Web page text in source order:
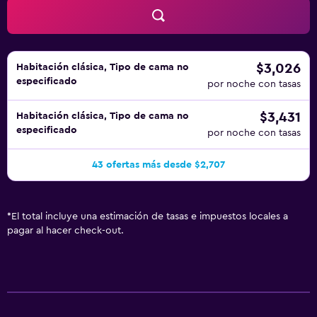
hacer turismo por la zona, con Isla de la Cité apenas a
cinco minutos a pie. Queda a solo unos pasos Estación de
alrededores.
Habitación clásica, Tipo de cama no
especificado
$3,026
por noche con tasas
Habitación clásica, Tipo de cama no
especificado
$3,431
por noche con tasas
43 ofertas más desde $2,707
* El total incluye una estimación de tasas e impuestos locales a
pagar al hacer check-out.